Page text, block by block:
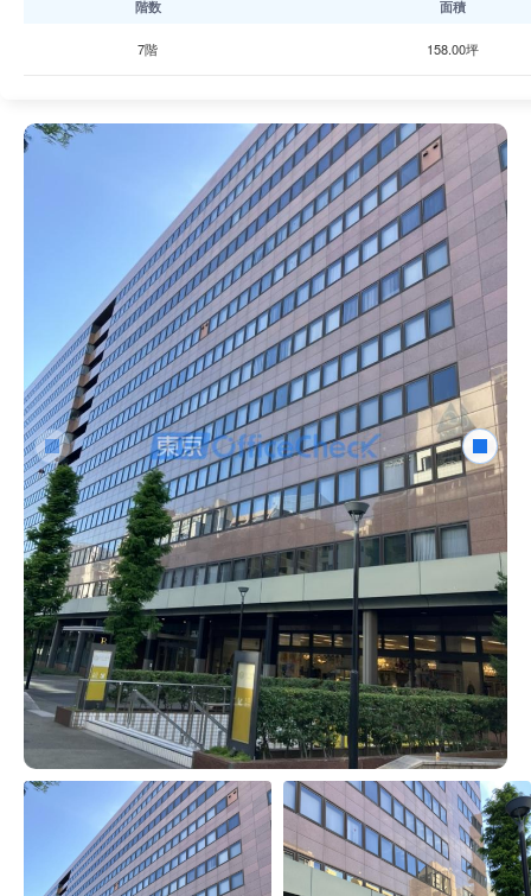
階数 面積
7階 158.00坪